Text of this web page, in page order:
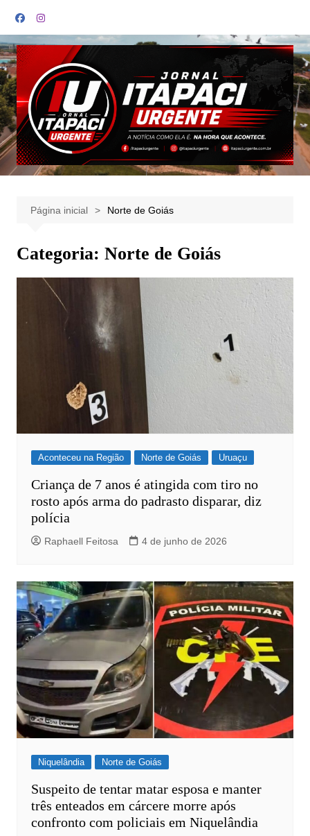
para
o
conteúdo
Página inicial Norte de Goiás
Categoria: Norte de Goiás
Aconteceu na Região Norte de Goiás Uruaçu
Criança de 7 anos é atingida com tiro no
rosto após arma do padrasto disparar, diz
polícia
Raphaell Feitosa 4 de junho de 2026
Niquelândia Norte de Goiás
Suspeito de tentar matar esposa e manter
três enteados em cárcere morre após
confronto com policiais em Niquelândia